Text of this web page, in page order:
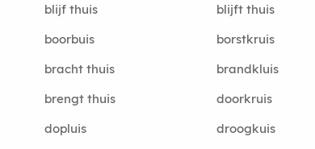
blijf thuis
blijft thuis
boorbuis
borstkruis
bracht thuis
brandkluis
brengt thuis
doorkruis
dopluis
droogkuis